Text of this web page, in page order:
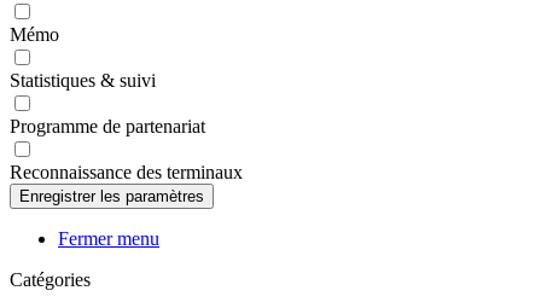
Mémo
Statistiques & suivi
Programme de partenariat
Reconnaissance des terminaux
Fermer menu
Catégories